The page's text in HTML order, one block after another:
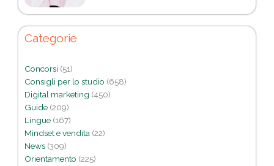
Categorie
Concorsi (51)
Consigli per lo studio (658)
Digital marketing (450)
Guide (209)
Lingue (167)
Mindset e vendita (22)
News (309)
Orientamento (225)